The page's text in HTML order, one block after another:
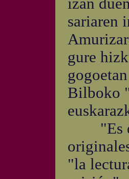
izan
sariaren
gure
Bilboko
"Es
"la